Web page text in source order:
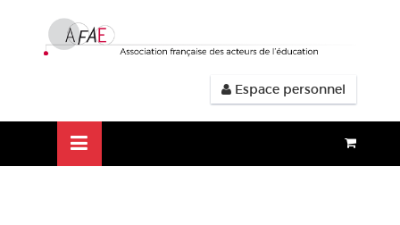
contenu
Espace personnel